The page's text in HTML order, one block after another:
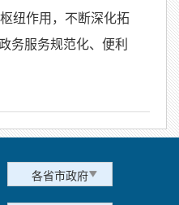
纽作用，不断深化拓
务服务规范化、便利
各省市政府